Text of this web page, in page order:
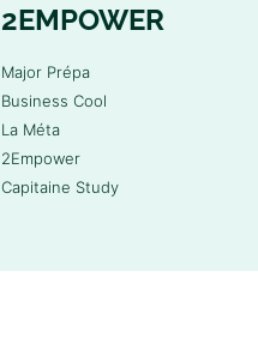
2EMPOWER
Major Prépa
Business Cool
La Méta
2Empower
Capitaine Study